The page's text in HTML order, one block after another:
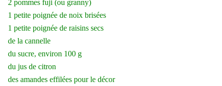
2 pommes fuji (ou granny)
1 petite poignée de noix brisées
1 petite poignée de raisins secs
de la cannelle
du sucre, environ 100 g
du jus de citron
des amandes effilées pour le décor